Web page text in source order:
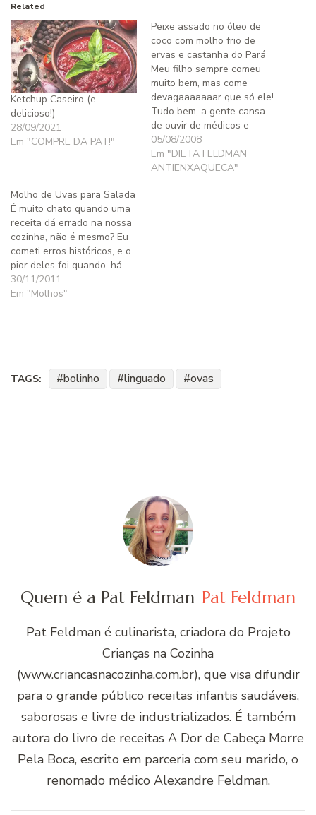
Related
Ketchup Caseiro (e
delicioso!)
28/09/2021
Em "COMPRE DA PAT!"
Peixe assado no óleo de
coco com molho frio de
ervas e castanha do Pará
Meu filho sempre comeu
muito bem, mas come
devagaaaaaaar que só ele!
Tudo bem, a gente cansa
de ouvir de médicos e
entendidos que comer com
pressa, engolir a comida
rápido demais faz mal à
05/08/2008
Em "DIETA FELDMAN
ANTIENXAQUECA"
Molho de Uvas para Salada
É muito chato quando uma
receita dá errado na nossa
cozinha, não é mesmo? Eu
cometi erros históricos, e o
pior deles foi quando, há
muuuuuitos anos atrás,
inventei de fazer croquetes
30/11/2011
Em "Molhos"
TAGS: bolinho linguado ovas
Quem é a Pat Feldman Pat Feldman
Pat Feldman é culinarista, criadora do Projeto
Crianças na Cozinha
(www.criancasnacozinha.com.br), que visa difundir
para o grande público receitas infantis saudáveis,
saborosas e livre de industrializados. É também
autora do livro de receitas A Dor de Cabeça Morre
Pela Boca, escrito em parceria com seu marido, o
renomado médico Alexandre Feldman.